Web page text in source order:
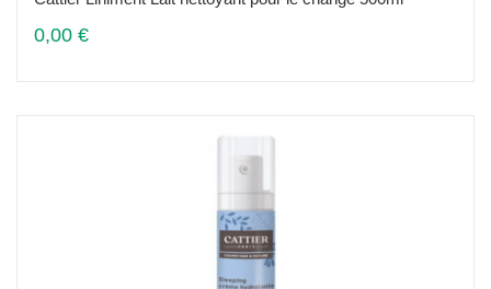
0,00 €